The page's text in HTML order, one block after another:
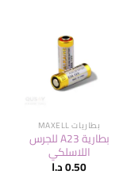
بطاريات MAXELL
بطارية A23 للجرس
اللاسلكي
0.50د.ا